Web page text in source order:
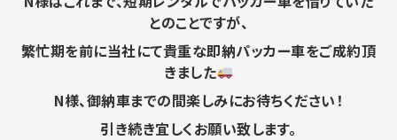
とのことですが、
繁忙期を前に当社にて貴重な即納パッカー車をご成約頂
きました
N様、御納車までの間楽しみにお待ちください！
引き続き宜しくお願い致します。